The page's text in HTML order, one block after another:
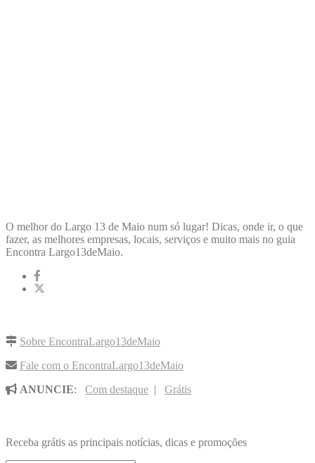
O melhor do Largo 13 de Maio num só lugar! Dicas, onde ir, o que
fazer, as melhores empresas, locais, serviços e muito mais no guia
Encontra Largo13deMaio.
Sobre EncontraLargo13deMaio
Fale com o EncontraLargo13deMaio
ANUNCIE: Com destaque | Grátis
Receba grátis as principais notícias, dicas e promoções